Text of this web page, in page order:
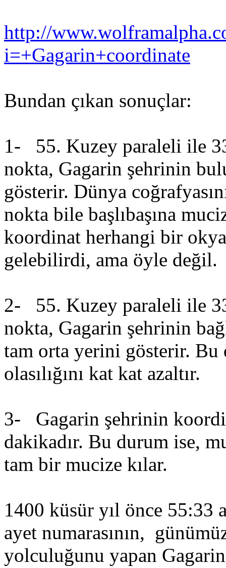
http://
i=+Gagarin+coordinate
Bundan çıkan sonuçlar:
1- 55. Kuzey paraleli ile
nokta, Gagarin şehrinin
gösterir. Dünya
nokta bile başlıbaşına
koordinat herhangi bir
gelebilirdi, ama öyle değil.
2- 55. Kuzey paraleli ile
nokta, Gagarin şehrinin
tam orta yerini gösterir.
olasılığını kat kat azaltır.
3- Gagarin şehrinin
dakikadır. Bu durum ise,
tam bir mucize kılar.
1400 küsür yıl önce 55:33
ayet numarasının,
yolculuğunu yapan